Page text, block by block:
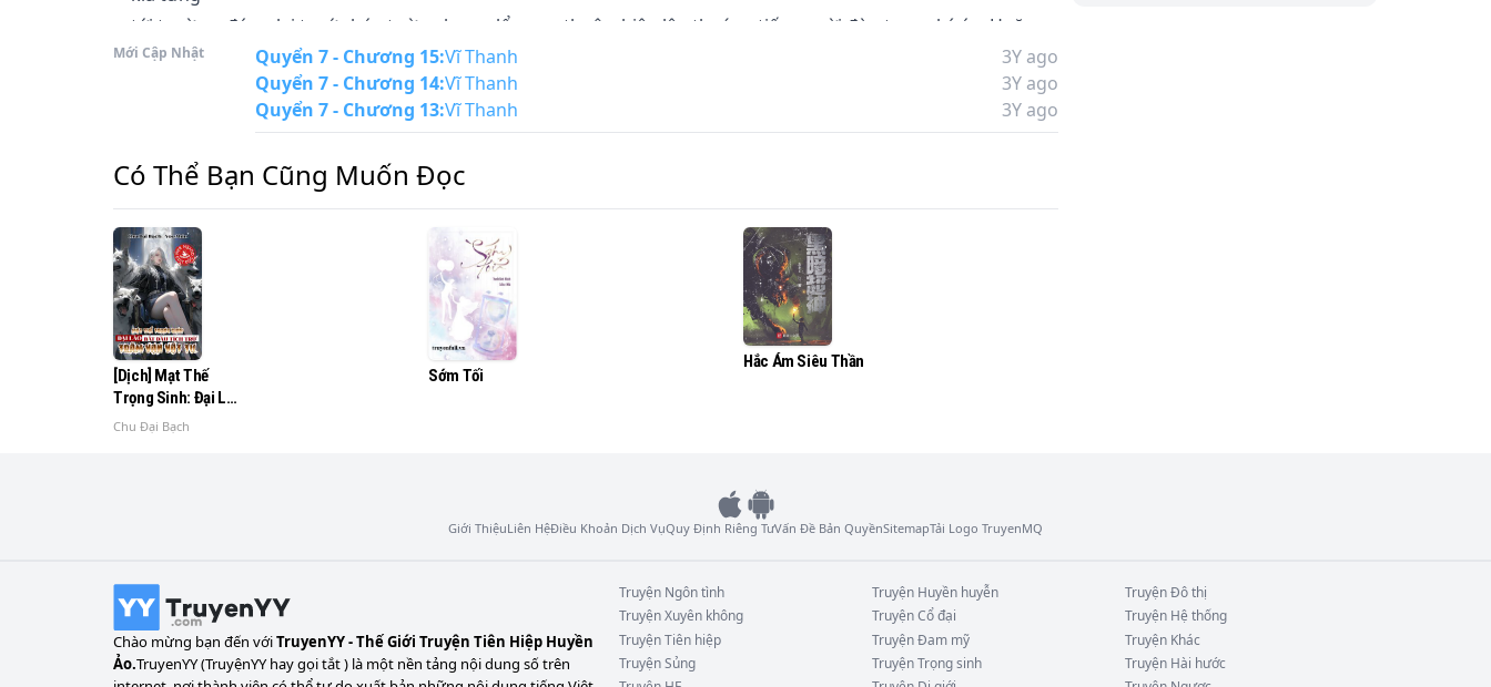
tới trường, đứng lại trước bức tường loang lổ quen thuộc, hiện lên thoáng tiếng cười đừa trong ký ức. Hoặc
ngẫu
nhiên đi trên đường gặp bạn thuở nhỏ, không hẹn mà cùng làm động tác ngốc nghếch nào đó khi nhỏ hay
đã phai
mờ theo sự trưởng thành của chúng ta...
Đại Niết Bàn cho ta về tuổi trẻ trôi qua không bao giờ trở lại, không muốn hối hận vì không dám vươn tay
nắm lấy
Mới Cập Nhật Quyển 7 - Chương 15:Vĩ Thanh
3Y ago
Quyển 7 - Chương 14:Vĩ Thanh
3Y ago
Quyển 7 - Chương 13:Vĩ Thanh 3Y ago
Có Thể Bạn Cũng Muốn Đọc
[Dịch] Mạt Thế
Trọng Sinh: Đại Lão
Tích Trữ Trăm Vạn
Chu Đại Bạch
Sớm Tối
Hắc Ám Siêu Thần
Giới ThiệuLiên HệĐiều Khoản Dịch VụQuy Định Riêng TưVấn Đề Bản QuyềnSitemapTải Logo TruyenMQ
Chào mừng bạn đến vớiTruyenYY - Thế Giới Truyện Tiên Hiệp Huyền
Ảo.TruyenYY (TruyệnYY hay gọi tắt ) là một nền tảng nội dung số trên
Truyện Ngôn tình Truyện Huyền huyễn TruyệnĐô thị
TruyệnXuyên không TruyệnCổ đại Truyện Hệ thống
TruyệnTiên hiệp TruyệnĐam mỹ Truyện Khác
TruyệnSủng TruyệnTrọng sinh Truyện Hài hước